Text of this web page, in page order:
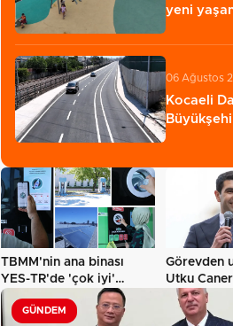
yeni
06 Ağustos
Kocaeli
TBMM'nin ana binası
YES-TR'de 'çok iyi'
olarak sertifikalandırıldı…
Görevden
Utku
hakkında…
GÜNDEM